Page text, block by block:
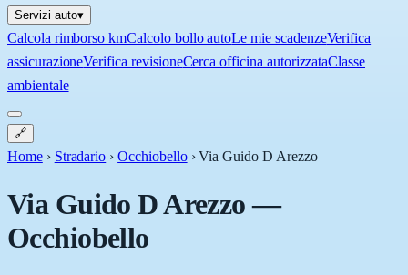
Servizi auto▾
Calcola rimborso kmCalcolo bollo autoLe mie scadenzeVerifica
assicurazioneVerifica revisioneCerca officina autorizzataClasse
ambientale
🔗
Home › Stradario › Occhiobello ›Via Guido D Arezzo
Via Guido D Arezzo—
Occhiobello